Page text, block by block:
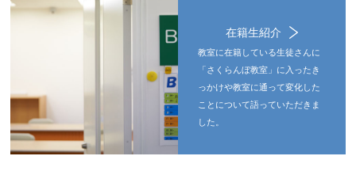
在籍生紹介
教室に在籍している生徒さんに
「さくらんぼ教室」に入ったき
っかけや教室に通って変化した
ことについて語っていただきま
した。